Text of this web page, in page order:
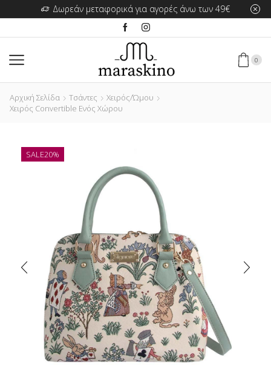
Δωρεάν μεταφορικά για αγορές άνω των 49€
0
Αρχική Σελίδα Τσάντες
Χειρός/Ώμου
Χειρός Convertible Ενός Χώρου
SALE20%